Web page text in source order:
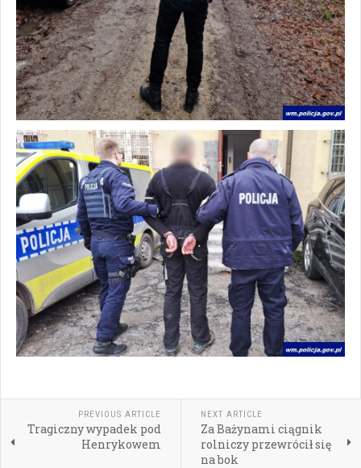
PREVIOUS ARTICLE
Tragiczny wypadek pod
Henrykowem
NEXT ARTICLE
Za Bażynami ciągnik
rolniczy przewrócił się
na bok